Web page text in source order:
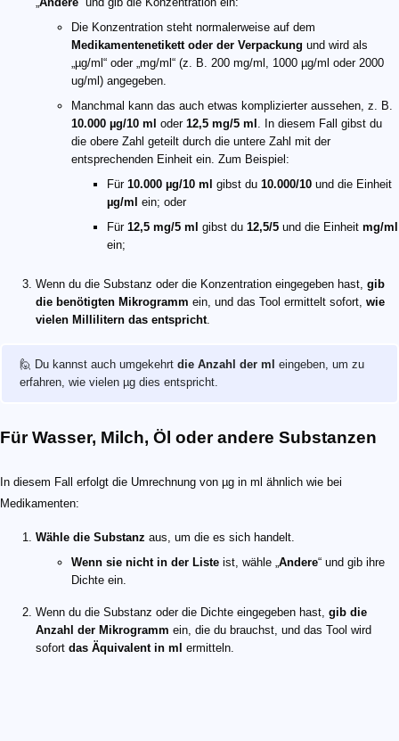
Die Konzentration steht normalerweise auf dem
Medikamentenetikett oder der Verpackung und wird als
„µg/ml“ oder „mg/ml“ (z. B. 200 mg/ml, 1000 µg/ml oder 2000
ug/ml) angegeben.
Manchmal kann das auch etwas komplizierter aussehen, z. B.
10.000 µg/10 ml oder 12,5 mg/5 ml . In diesem Fall gibst du
die obere Zahl geteilt durch die untere Zahl mit der
entsprechenden Einheit ein. Zum Beispiel:
Für 10.000 µg/10 ml gibst du 10.000/10 und die Einheit
µg/ml ein; oder
Für 12,5 mg/5 ml gibst du 12,5/5 und die Einheit mg/ml
ein;
Wenn du die Substanz oder die Konzentration eingegeben hast, gib
die benötigten Mikrogramm ein, und das Tool ermittelt sofort, wie
vielen Millilitern das entspricht.
🙋 Du kannst auch umgekehrt die Anzahl der ml eingeben, um zu
erfahren, wie vielen µg dies entspricht.
Für Wasser, Milch, Öl oder andere Substanzen
In diesem Fall erfolgt die Umrechnung von µg in ml ähnlich wie bei
Medikamenten:
Wähle die Substanz aus, um die es sich handelt.
Wenn sie nicht in der Liste ist, wähle „Andere“ und gib ihre
Dichte ein.
Wenn du die Substanz oder die Dichte eingegeben hast, gib die
Anzahl der Mikrogramm ein, die du brauchst, und das Tool wird
sofort das Äquivalent in ml ermitteln.